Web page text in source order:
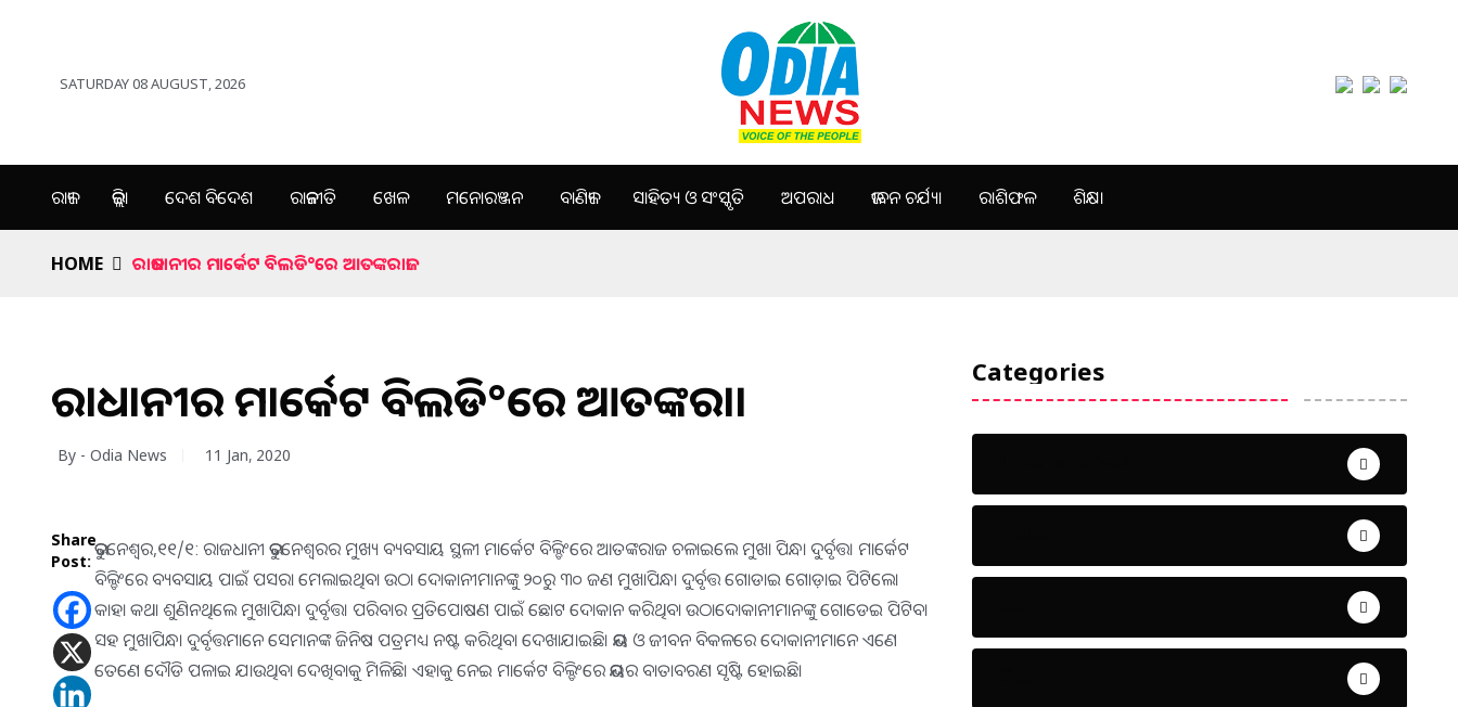
SATURDAY 08 AUGUST, 2026
ରାଜ୍ୟ ଜିଲ୍ଲା ଦେଶ ବିଦେଶ ରାଜନୀତି ଖେଳ ମନୋରଞ୍ଜନ ବାଣିଜ୍ୟ ସାହିତ୍ୟ ଓ ସଂସ୍କୃତି ଅପରାଧ ଜୀବନ ଚର୍ଯ୍ୟା ରାଶିଫଳ ଶିକ୍ଷା
HOME ରାଜଧାନୀର ମାର୍କେଟ ବିଲଡି°ରେ ଆତଙ୍କରାଜ।
ରାଜଧାନୀର ମାର୍କେଟ ବିଲଡି°ରେ ଆତଙ୍କରାଜ।
By - Odia News 11 Jan, 2020
Share
Post:
ଭୁବନେଶ୍ବର,୧୧/୧: ରାଜଧାନୀ ଭୁବନେଶ୍ୱରର ମୁଖ୍ୟ ବ୍ୟବସାୟ ସ୍ଥଳୀ ମାର୍କେଟ ବିଲ୍ଡିଂରେ ଆତଙ୍କରାଜ ଚଳାଇଲେ ମୁଖା ପିନ୍ଧା ଦୁର୍ବୃତ୍ତ। ମାର୍କେଟ
ବିଲ୍ଡିଂରେ ବ୍ୟବସାୟ ପାଇଁ ପସରା ମେଲାଇଥିବା ଉଠା ଦୋକାନୀମାନଙ୍କୁ ୨୦ରୁ ୩୦ ଜଣ ମୁଖାପିନ୍ଧା ଦୁର୍ବୃତ୍ତ ଗୋଡାଇ ଗୋଡ଼ାଇ ପିଟିଲେ।
କାହା କଥା ଶୁଣିନଥିଲେ ମୁଖାପିନ୍ଧା ଦୁର୍ବୃତ୍ତ। ପରିବାର ପ୍ରତିପୋଷଣ ପାଇଁ ଛୋଟ ଦୋକାନ କରିଥିବା ଉଠାଦୋକାନୀମାନଙ୍କୁ ଗୋଡେଇ ପିଟିବା
ସହ ମୁଖାପିନ୍ଧା ଦୁର୍ବୃତ୍ତମାନେ ସେମାନଙ୍କ ଜିନିଷ ପତ୍ରମଧ୍ୟ ନଷ୍ଟ କରିଥିବା ଦେଖାଯାଇଛି। ଭୟ ଓ ଜୀବନ ବିକଳରେ ଦୋକାନୀମାନେ ଏଣେ
ତେଣେ ଦୌଡି ପଳାଇ ଯାଉଥିବା ଦେଖିବାକୁ ମିଳିଛି। ଏହାକୁ ନେଇ ମାର୍କେଟ ବିଲ୍ଡିଂରେ ଭୟର ବାତାବରଣ ସୃଷ୍ଟି ହୋଇଛି।
Categories